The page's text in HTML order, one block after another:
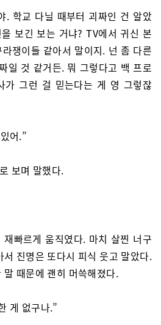
. 학교 다닐 때부터 괴짜인 건 알았
보긴 보는 거냐? TV에서 귀신 본
쟁이들 같아서 말이지. 넌 좀 다른
일 것 같거든. 뭐 그렇다고 백 프로
가 그런 걸 믿는다는 게 영 그렇잖
어.”
보며 말했다.
빠르게 움직였다. 마치 살찐 너구
진명은 또다시 피식 웃고 말았다.
때문에 괜히 머쓱해졌다.
게 없구나.”